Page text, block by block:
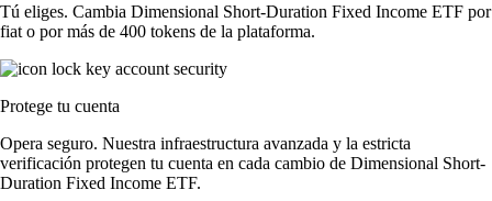
Tú eliges. Cambia Dimensional Short-Duration Fixed Income ETF por
fiat o por más de 400 tokens de la plataforma.
Protege tu cuenta
Opera seguro. Nuestra infraestructura avanzada y la estricta
verificación protegen tu cuenta en cada cambio de Dimensional Short-
Duration Fixed Income ETF.